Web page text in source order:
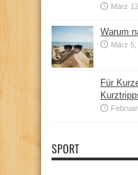
März
Warum
März
Für
SPORT